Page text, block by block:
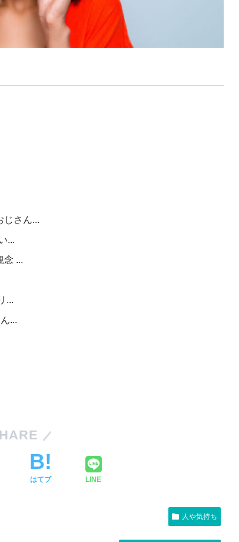
じさん...
...
念 ...
...
...
はてブ LINE
人や気持ち